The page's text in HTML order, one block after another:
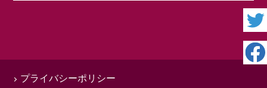
プライバシーポリシー